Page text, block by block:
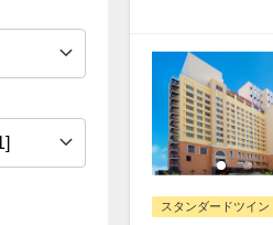
スタンダードツイン